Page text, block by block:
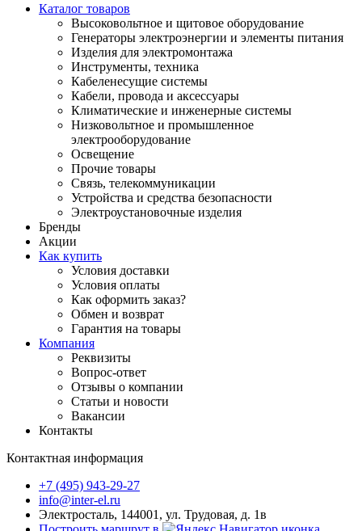
Каталог товаров
Высоковольтное и щитовое оборудование
Генераторы электроэнергии и элементы питания
Изделия для электромонтажа
Инструменты, техника
Кабеленесущие системы
Кабели, провода и аксессуары
Климатические и инженерные системы
Низковольтное и промышленное
электрооборудование
Освещение
Прочие товары
Связь, телекоммуникации
Устройства и средства безопасности
Электроустановочные изделия
Бренды
Акции
Как купить
Условия доставки
Условия оплаты
Как оформить заказ?
Обмен и возврат
Гарантия на товары
Компания
Реквизиты
Вопрос-ответ
Отзывы о компании
Статьи и новости
Вакансии
Контакты
Контактная информация
+7 (495) 943-29-27
info@inter-el.ru
Электросталь, 144001, ул. Трудовая, д. 1в